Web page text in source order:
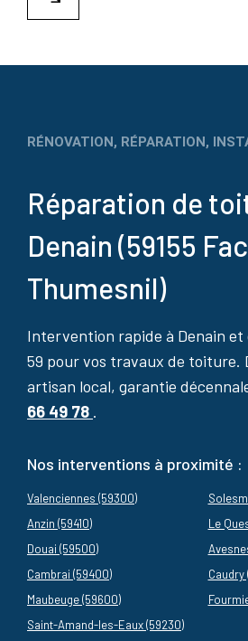
RÉNOVATION, RÉPARATION,
Réparation de
Denain (59155
Thumesnil)
Intervention rapide à Denain et
59 pour vos travaux de toiture.
artisan local, garantie
66 49 78 .
Nos interventions à proximité :
Valenciennes (59300)
Anzin (59410)
Douai (59500)
Cambrai (59400)
Maubeuge (59600)
Saint-Amand-les-Eaux (59230)
Le
Caudry